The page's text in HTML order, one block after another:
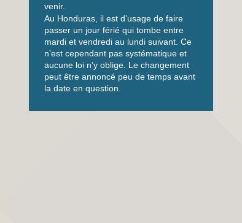
venir.
Au Honduras, il est d’usage de faire
passer un jour férié qui tombe entre
mardi et vendredi au lundi suivant. Ce
n’est cependant pas systématique et
aucune loi n’y oblige. Le changement
peut être annoncé peu de temps avant
la date en question.